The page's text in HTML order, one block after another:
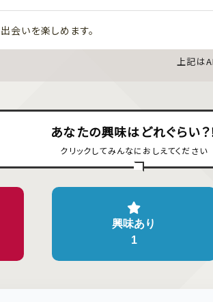
会いを楽しめます。
上記は
あなたの興味はどれぐらい？
クリックしてみんなにおしえてください
興味あり
1